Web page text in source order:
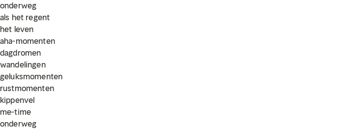
onderweg
als het regent
het leven
aha-momenten
dagdromen
wandelingen
geluksmomenten
rustmomenten
kippenvel
me-time
onderweg